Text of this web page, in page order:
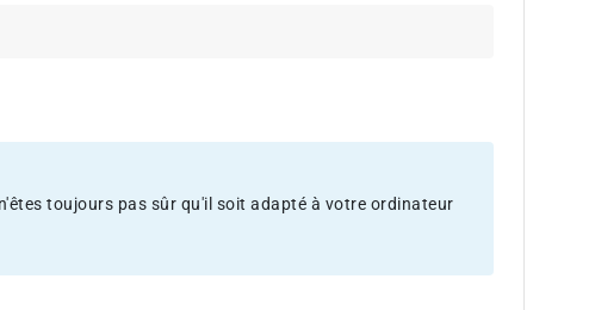
toujours pas sûr qu'il soit adapté à votre ordinateur